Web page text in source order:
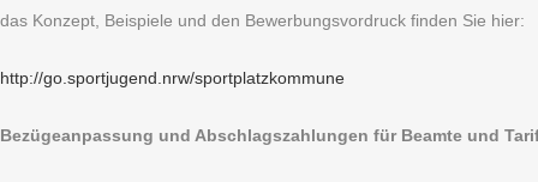
das Konzept, Beispiele und den Bewerbungsvordruck finden Sie hier:
http://go.sportjugend.nrw/sportplatzkommune
Bezügeanpassung und Abschlagszahlungen für Beamte und